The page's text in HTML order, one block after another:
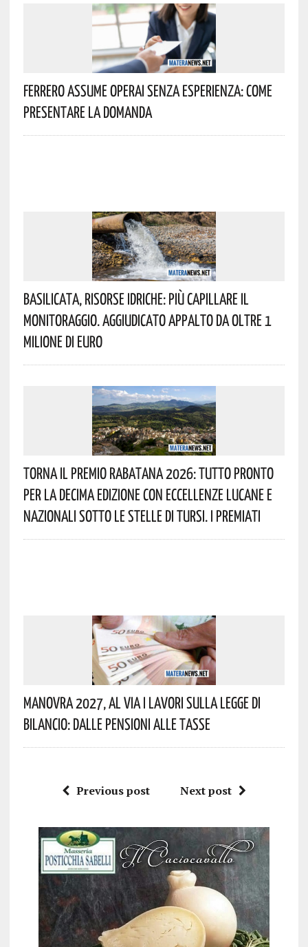
Ferrero Assume Operai Senza Esperienza: Come
Presentare La Domanda
Basilicata, Risorse Idriche: Più Capillare Il
Monitoraggio. Aggiudicato Appalto Da Oltre 1
Milione Di Euro
Torna Il Premio Rabatana 2026: Tutto Pronto
Per La Decima Edizione Con Eccellenze Lucane E
Nazionali Sotto Le Stelle Di Tursi. I Premiati
Manovra 2027, Al Via I Lavori Sulla Legge Di
Bilancio: Dalle Pensioni Alle Tasse
Previous post Next post